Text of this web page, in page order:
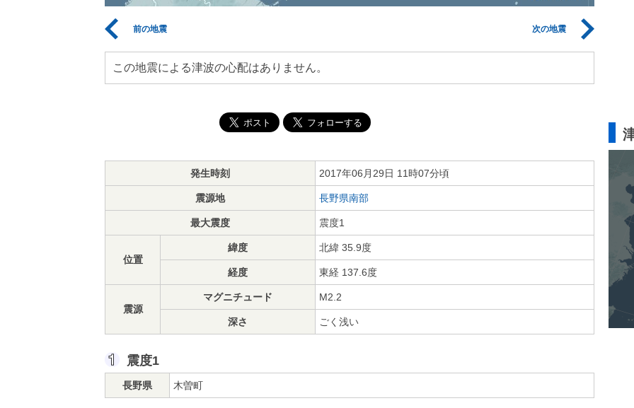
前の地震 次の地震
この地震による津波の心配はありません。
発生時刻 2017年06月29日 11時07分頃
震源地 長野県南部
最大震度 震度1
位置
緯度 北緯 35.9度
経度 東経 137.6度
震源
マグニチュード M2.2
深さ ごく浅い
震度1
長野県 木曽町